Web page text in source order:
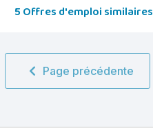
5 Offres d'emploi similaires
Page précédente